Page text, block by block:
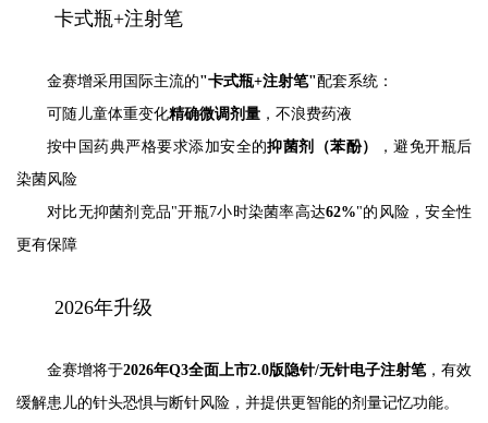
卡式瓶+注射笔
金赛增采用国际主流的"卡式瓶+注射笔"配套系统：
可随儿童体重变化精确微调剂量 ，不浪费药液
按中国药典严格要求添加安全的抑菌剂（苯酚）
，避免开瓶后
染菌风险
对比无抑菌剂竞品"开瓶7小时染菌率高达62%"的风险，安全性
更有保障
2026年升级
金赛增将于2026年Q3全面上市2.0版隐针/无针电子注射笔，有效
缓解患儿的针头恐惧与断针风险，并提供更智能的剂量记忆功能。